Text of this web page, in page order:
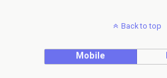
Back to top
Mobile